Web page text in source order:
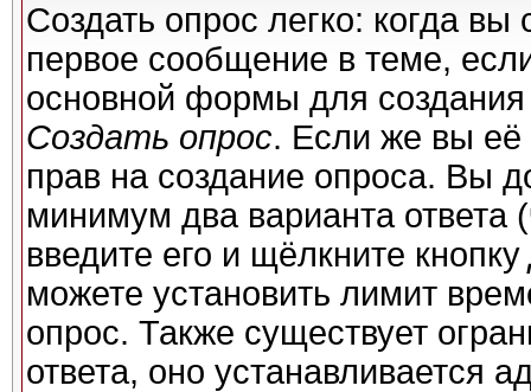
Создать опрос легко: когда вы
первое сообщение в теме,
основной формы для
Создать опрос. Если же вы её
прав на создание опроса. Вы
минимум два варианта ответа
введите его и щёлкните кнопку
можете установить лимит
опрос. Также существует
ответа, оно устанавливается